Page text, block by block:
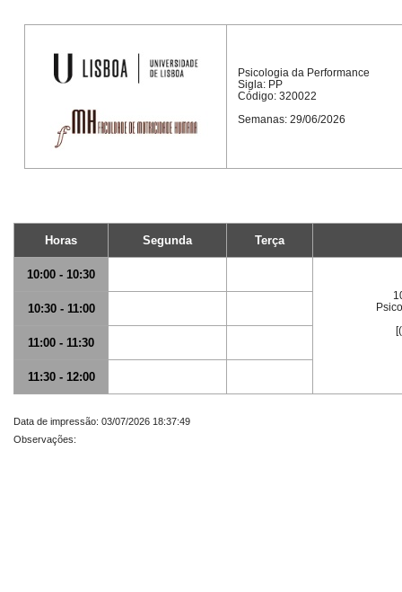
Psicologia da Performance
Sigla: PP
Código: 320022
Semanas: 29/06/2026
Horas Segunda Terça
10:00 - 10:30
10:30 - 11:00
11:00 - 11:30
11:30 - 12:00
Data de impressão: 03/07/2026 18:37:49
Observações: